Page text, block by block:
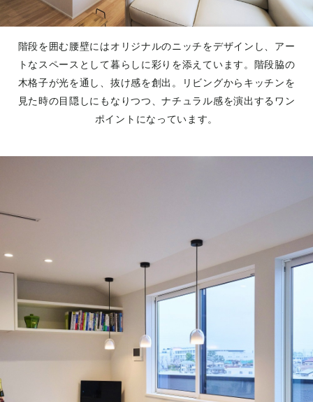
階段を囲む腰壁にはオリジナルのニッチをデザインし、アー
トなスペースとして暮らしに彩りを添えています。階段脇の
木格子が光を通し、抜け感を創出。リビングからキッチンを
見た時の目隠しにもなりつつ、ナチュラル感を演出するワン
ポイントになっています。